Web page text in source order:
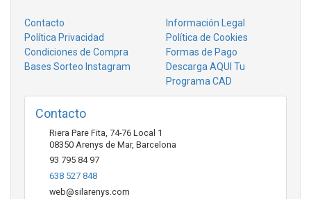
Contacto
Información Legal
Política Privacidad
Política de Cookies
Condiciones de Compra
Formas de Pago
Bases Sorteo Instagram
Descarga AQUI Tu
Programa CAD
Contacto
Riera Pare Fita, 74-76 Local 1
08350 Arenys de Mar, Barcelona
93 795 84 97
638 527 848
web@silarenys.com